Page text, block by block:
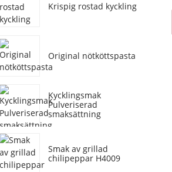
Krispig rostad kyckling
Original nötköttspasta
Kycklingsmak
Pulveriserad
smaksättning
Smak av grillad
chilipeppar H4009